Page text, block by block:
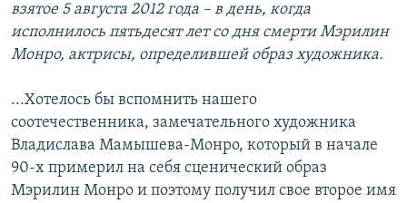
взятое 5 августа 2012 года – в день, когда
исполнилось пятьдесят лет со дня смерти Мэрилин
Монро, актрисы, определившей образ художника.
...Хотелось бы вспомнить нашего
соотечественника, замечательного художника
Владислава Мамышева-Монро, который в начале
90-х примерил на себя сценический образ
Мэрилин Монро и поэтому получил свое второе имя